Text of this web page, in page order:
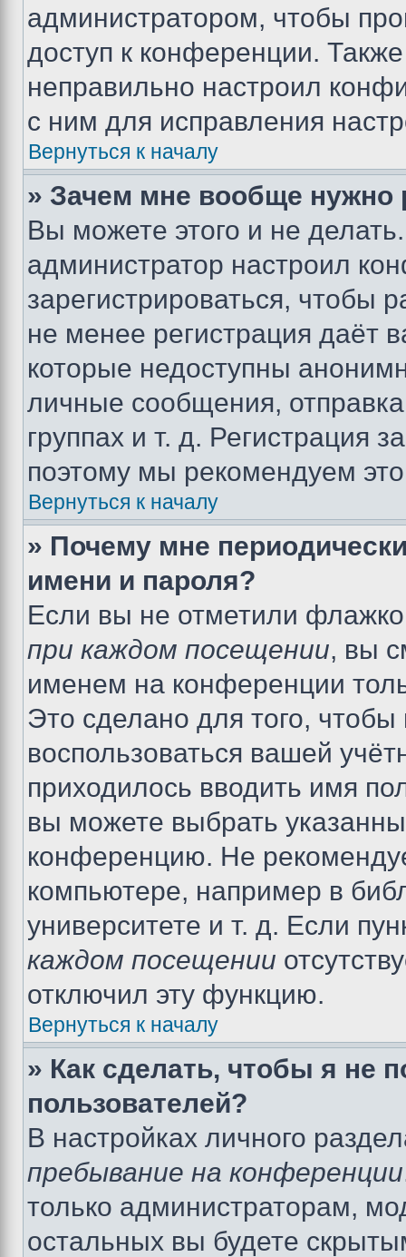
администратором, чтобы
доступ к конференции.
неправильно настроил
с ним для исправления
Вернуться к началу
» Зачем мне вообще нужно
Вы можете этого и не
администратор настроил
зарегистрироваться, чтобы
не менее регистрация даёт
которые недоступны
личные сообщения,
группах и т. д. Регистрация
поэтому мы рекомендуем
Вернуться к началу
» Почему мне
имени и пароля?
Если вы не отметили
при каждом посещении, вы
именем на конференции
Это сделано для того, чтобы
воспользоваться вашей
приходилось вводить имя
вы можете выбрать
конференцию. Не
компьютере, например в
университете и т. д. Если
каждом посещении
отключил эту функцию.
Вернуться к началу
» Как сделать, чтобы я не
пользователей?
В настройках личного
пребывание на конференции
только администраторам,
остальных вы будете